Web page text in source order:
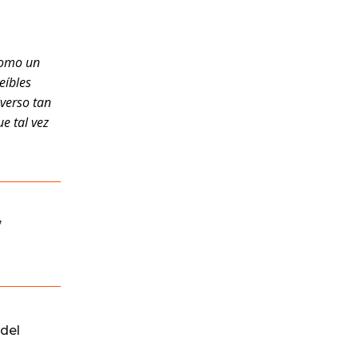
un
tan
tal vez